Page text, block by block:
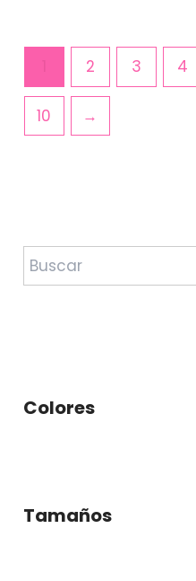
Colores
Tamaños
2 3 4
10 →